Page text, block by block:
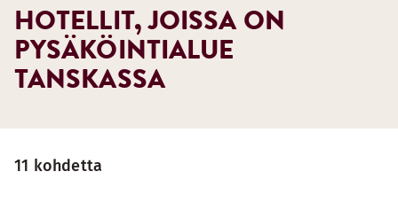
11 kohdetta
HOTELLIT, JOISSA ON
PYSÄKÖINTIALUE
TANSKASSA